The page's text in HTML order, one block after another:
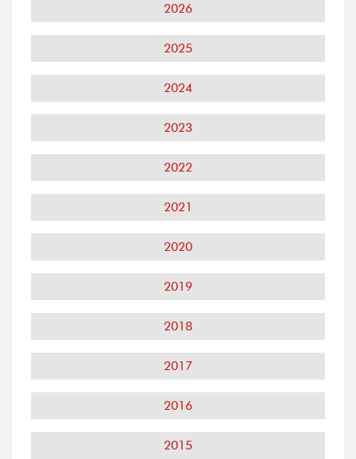
2026
2025
2024
2023
2022
2021
2020
2019
2018
2017
2016
2015